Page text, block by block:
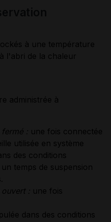
à une température
l'abri de la chaleur
administrée à
fermé : une fois connectée
utilisée en système
des conditions
temps de suspension
ouvert : une fois
dans des conditions